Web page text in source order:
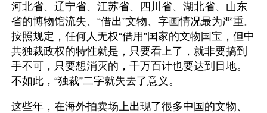
河北省、辽宁省、江苏省、四川省、湖北省、山东
省的博物馆流失、“借出”文物、字画情况最为严重。
按照规定，任何人无权“借用”国家的文物国宝，但中
共独裁政权的特性就是，只要看上了，就非要搞到
手不可，只要想消灭的，千万百计也要达到目地。
不如此，“独裁”二字就失去了意义。
这些年，在海外拍卖场上出现了很多中国的文物、